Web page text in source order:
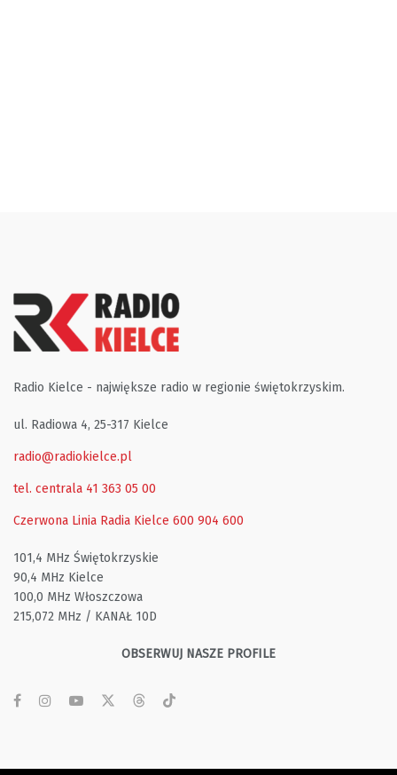
Radio Kielce - największe radio w regionie świętokrzyskim.
ul. Radiowa 4, 25-317 Kielce
radio@radiokielce.pl
tel. centrala 41 363 05 00
Czerwona Linia Radia Kielce 600 904 600
101,4 MHz Świętokrzyskie
90,4 MHz Kielce
100,0 MHz Włoszczowa
215,072 MHz / KANAŁ 10D
OBSERWUJ NASZE PROFILE